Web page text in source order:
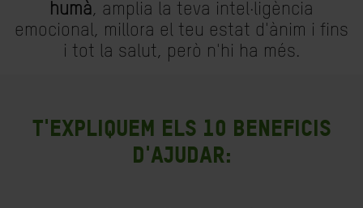
humà, amplia la teva intel·ligència
emocional, millora el teu estat d'ànim i fins
i tot la salut, però n'hi ha més.
T'expliquem els 10 beneficis
d'ajudar: